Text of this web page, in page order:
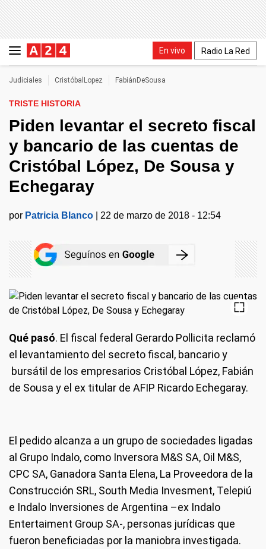
En vivo Radio La Red
Judiciales CristóbalLopez FabiánDeSousa
TRISTE HISTORIA
Piden levantar el secreto fiscal
y bancario de las cuentas de
Cristóbal López, De Sousa y
Echegaray
por Patricia Blanco 22 de marzo de 2018 - 12:54
Qué pasó. El fiscal federal Gerardo Pollicita reclamó
el levantamiento del secreto fiscal, bancario y
bursátil de los empresarios Cristóbal López, Fabián
de Sousa y el ex titular de AFIP Ricardo Echegaray.
El pedido alcanza a un grupo de sociedades ligadas
al Grupo Indalo, como Inversora M&S SA, Oil M&S,
CPC SA, Ganadora Santa Elena, La Proveedora de la
Construcción SRL, South Media Invesment, Telepiú
e Indalo Inversiones de Argentina –ex Indalo
Entertaiment Group SA-, personas jurídicas que
fueron beneficiadas por la maniobra investigada.